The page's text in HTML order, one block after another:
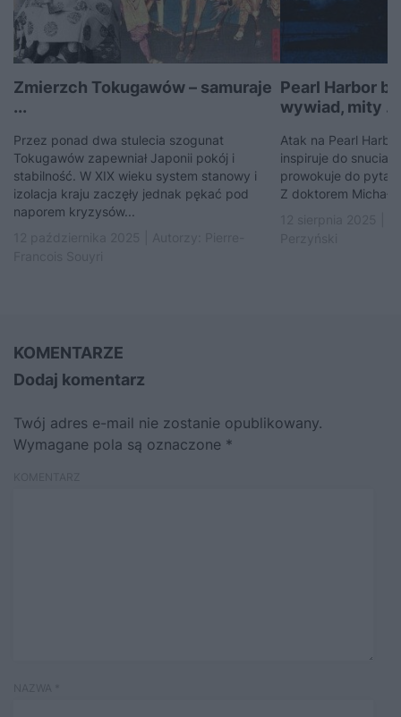
Zmierzch Tokugawów – samuraje
...
Przez ponad dwa stulecia szogunat
Tokugawów zapewniał Japonii pokój i
stabilność. W XIX wieku system stanowy i
izolacja kraju zaczęły jednak pękać pod
naporem kryzysów...
Pearl Harbor
wywiad, mity ...
Atak na Pearl
inspiruje do snucia
prowokuje do
Z doktorem
KOMENTARZE
Dodaj komentarz
Twój adres e-mail nie zostanie opublikowany.
Wymagane pola są oznaczone *